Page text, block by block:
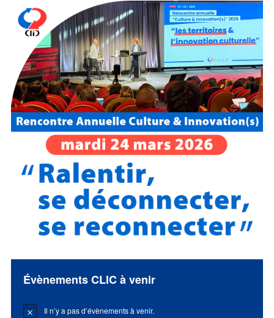
Évènements CLIC à venir
Notice Il n’y a pas d’évènements à venir.